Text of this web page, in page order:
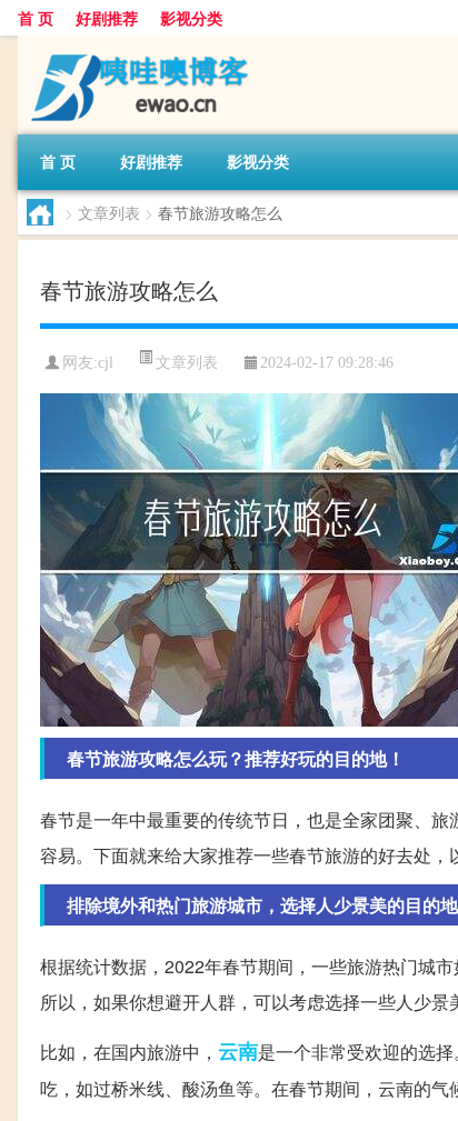
首 页 好剧推荐 影视分类
首 页 好剧推荐 影视分类
> 文章列表 > 春节旅游攻略怎么
春节旅游攻略怎么
网友:cjl 文章列表 2024-02-17 09:28:46
春节旅游攻略怎么玩？推荐好玩的目的地！
春节是一年中最重要的传统节日，也是全家团聚、
容易。下面就来给大家推荐一些春节旅游的好去处，
排除境外和热门旅游城市，选择人少景美的目的地
根据统计数据，2022年春节期间，一些旅游热门城
所以，如果你想避开人群，可以考虑选择一些人少景
比如，在国内旅游中， 云南是一个非常受欢迎的选
吃，如过桥米线、酸汤鱼等。在春节期间，云南的气